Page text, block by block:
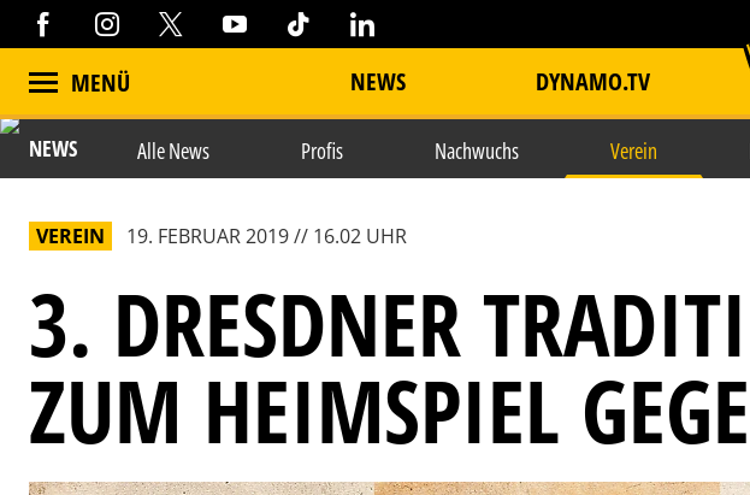
MENÜ NEWS DYNAMO.TV
NEWS Alle News Profis Nachwuchs Verein
VEREIN 19. FEBRUAR 2019 // 16.02 UHR
3. DRESDNER
ZUM HEIMSPIEL